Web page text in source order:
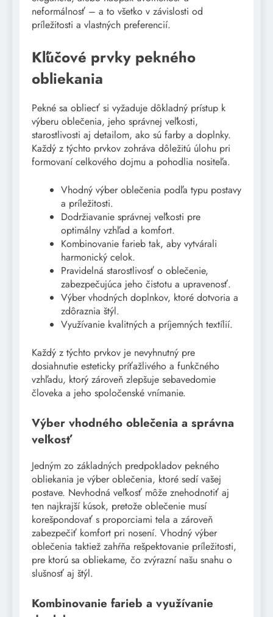
neformálnosť – a to všetko v závislosti od
príležitosti a vlastných preferencií.
Kľúčové prvky pekného
obliekania
Pekné sa obliecť si vyžaduje dôkladný prístup k
výberu oblečenia, jeho správnej veľkosti,
starostlivosti aj detailom, ako sú farby a doplnky.
Každý z týchto prvkov zohráva dôležitú úlohu pri
formovaní celkového dojmu a pohodlia nositeľa.
Vhodný výber oblečenia podľa typu postavy
a príležitosti.
Dodržiavanie správnej veľkosti pre
optimálny vzhľad a komfort.
Kombinovanie farieb tak, aby vytvárali
harmonický celok.
Pravidelná starostlivosť o oblečenie,
zabezpečujúca jeho čistotu a upravenosť.
Výber vhodných doplnkov, ktoré dotvoria a
zdôraznia štýl.
Využívanie kvalitných a príjemných textílií.
Každý z týchto prvkov je nevyhnutný pre
dosiahnutie esteticky príťažlivého a funkčného
vzhľadu, ktorý zároveň zlepšuje sebavedomie
človeka a jeho spoločenské vnímanie.
Výber vhodného oblečenia a správna
veľkosť
Jedným zo základných predpokladov pekného
obliekania je výber oblečenia, ktoré sedí vašej
postave. Nevhodná veľkosť môže znehodnotiť aj
ten najkrajší kúsok, pretože oblečenie musí
korešpondovať s proporciami tela a zároveň
zabezpečiť komfort pri nosení. Vhodný výber
oblečenia taktiež zahŕňa rešpektovanie príležitosti,
pre ktorú sa obliekame, čo zvýrazní našu snahu o
slušnosť aj štýl.
Kombinovanie farieb a využívanie